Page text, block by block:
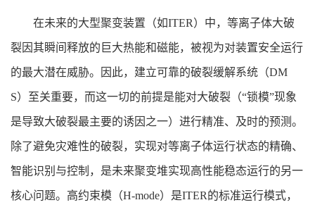
在未来的大型聚变装置（如ITER）中，等离子体大破
裂因其瞬间释放的巨大热能和磁能，被视为对装置安全运行
的最大潜在威胁。因此，建立可靠的破裂缓解系统（DM
S）至关重要，而这一切的前提是能对大破裂（“锁模”现象
是导致大破裂最主要的诱因之一）进行精准、及时的预测。
除了避免灾难性的破裂，实现对等离子体运行状态的精确、
智能识别与控制，是未来聚变堆实现高性能稳态运行的另一
核心问题。高约束模（H-mode）是ITER的标准运行模式，